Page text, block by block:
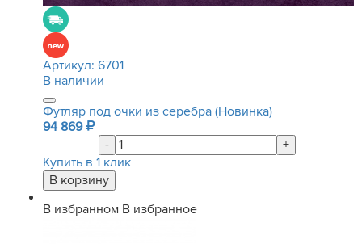
Артикул: 6701
В наличии
Футляр под очки из серебра (Новинка)
94 869
-
+
Купить в 1 клик
В избранном В избранное